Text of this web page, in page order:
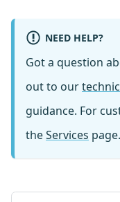
NEED HELP?
Got a question
out to our
guidance. For
theServices page.